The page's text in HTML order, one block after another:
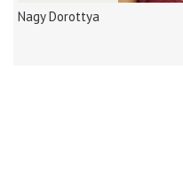
Nagy Dorottya